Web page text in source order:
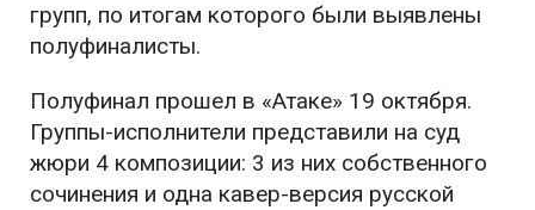
групп, по итогам которого были выявлены
полуфиналисты.
Полуфинал прошел в «Атаке» 19 октября.
Группы-исполнители представили на суд
жюри 4 композиции: 3 из них собственного
сочинения и одна кавер-версия русской